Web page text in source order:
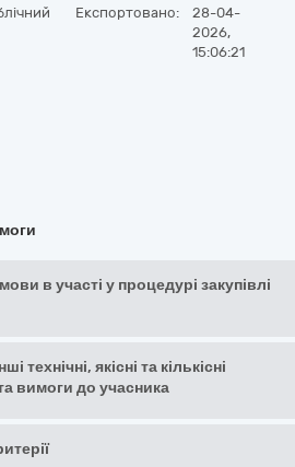
Експортовано:
28-04-
2026,
15:06:21
в участі у процедурі закупівлі
технічні, якісні та кількісні
вимоги до учасника